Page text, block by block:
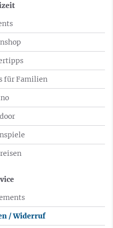
für Familien
/ Widerruf